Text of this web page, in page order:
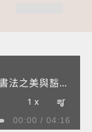
法之美與豁達
1 x
00:00 / 04:16